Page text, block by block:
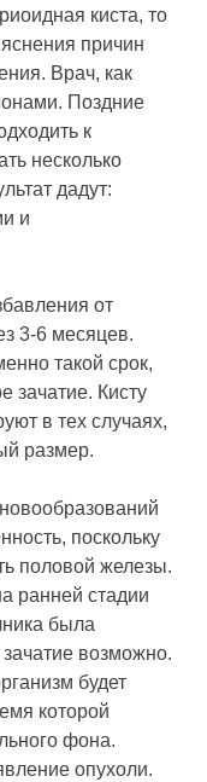
киста, то
причин
Врач, как
Поздние
к
несколько
дадут:
и
от
3-6 месяцев.
такой срок,
зачатие. Кисту
в тех случаях,
размер.
поскольку
половой железы.
ранней стадии
была
возможно.
будет
которой
фона.
опухоли.